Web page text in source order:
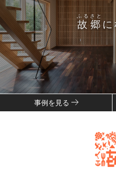
故郷
ふるさと
故郷
ふるさと
故郷
ふるさと
故郷
ふるさと
故郷
ふるさと
故郷
ふるさと
故郷
ふるさと
故郷
ふるさと
故郷
ふるさと
事例を見る